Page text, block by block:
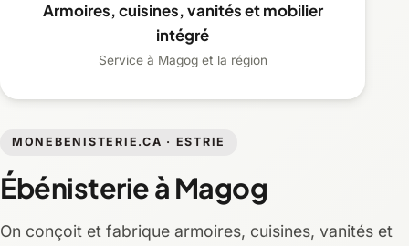
MONEBENISTERIE.CA · ESTRIE
Ébénisterie à Magog
On conçoit et fabrique armoires, cuisines, vanités et
Armoires, cuisines, vanités et mobilier
intégré
Service à Magog et la région